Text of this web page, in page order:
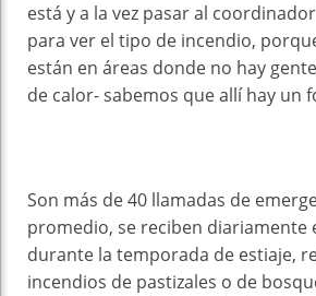
está y a la vez pasar al
para ver el tipo de incendio,
están en áreas donde no hay
de calor- sabemos que allí hay un
Son más de 40 llamadas de
promedio, se reciben diariamente
durante la temporada de estiaje,
incendios de pastizales o de